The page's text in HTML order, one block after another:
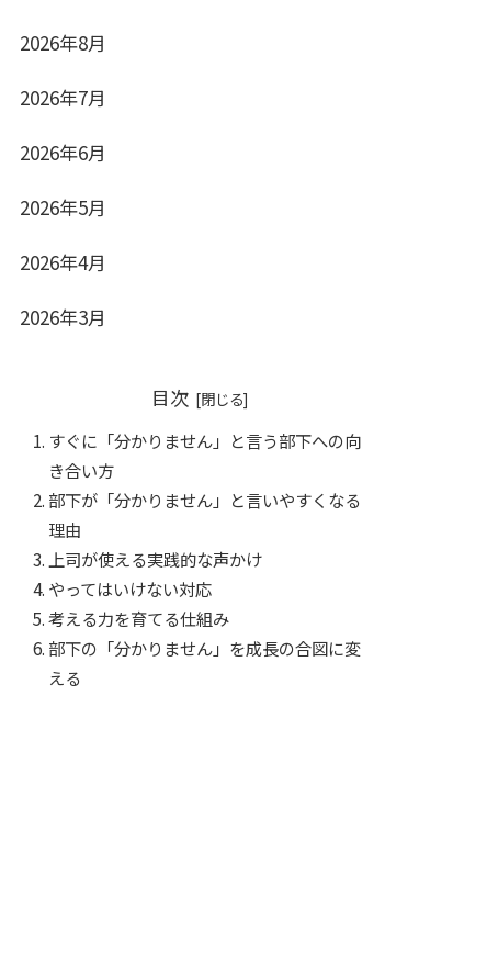
2026年8月
2026年7月
2026年6月
2026年5月
2026年4月
2026年3月
目次
すぐに「分かりません」と言う部下への向
き合い方
部下が「分かりません」と言いやすくなる
理由
上司が使える実践的な声かけ
やってはいけない対応
考える力を育てる仕組み
部下の「分かりません」を成長の合図に変
える